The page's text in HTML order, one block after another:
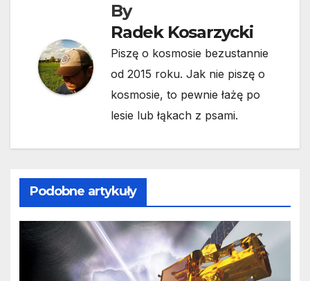
By
Radek Kosarzycki
Piszę o kosmosie bezustannie
od 2015 roku. Jak nie piszę o
kosmosie, to pewnie łażę po
lesie lub łąkach z psami.
Podobne artykuły